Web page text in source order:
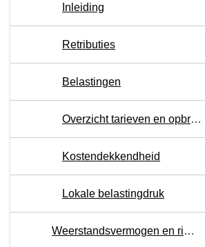
Inleiding
Retributies
Belastingen
Overzicht tarieven en opbrengsten 2023 - 2024
Kostendekkendheid
Lokale belastingdruk
Weerstandsvermogen en risicobeheersing